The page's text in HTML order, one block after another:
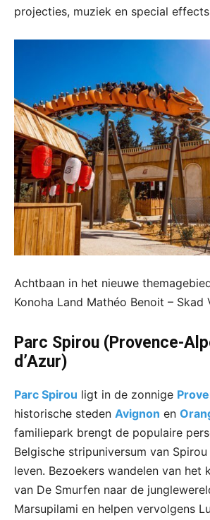
projecties, muziek en special
Achtbaan in het nieuwe
Konoha Land Mathéo Benoit – Skad
Parc Spirou (Provence-
d’Azur)
Parc Spirou ligt in de zonnige
historische steden Avignon en
familiepark brengt de populaire
Belgische stripuniversum van
leven. Bezoekers wandelen van het
van De Smurfen naar de
Marsupilami en helpen vervolgens